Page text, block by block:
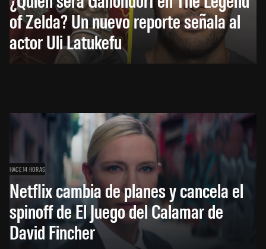
of Zelda? Un nuevo reporte señala al
actor Uli Latukefu
HACE 14 HORAS
Netflix cambia de planes y cancela el
spinoff de El Juego del Calamar de
David Fincher